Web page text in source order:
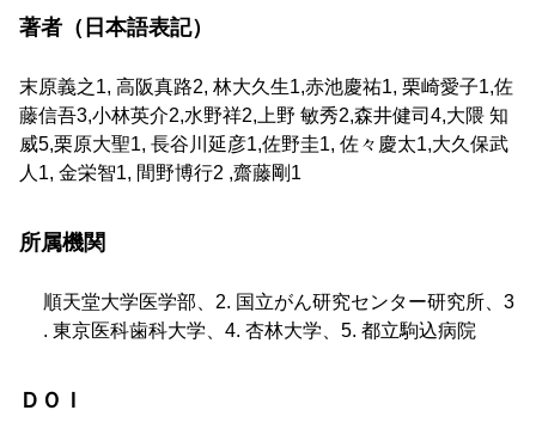
著者（日本語表記）
末原義之1, 高阪真路2, 林大久生1,赤池慶祐1, 栗崎愛子1,佐
藤信吾3,小林英介2,水野祥2,上野 敏秀2,森井健司4,大隈 知
威5,栗原大聖1, 長谷川延彦1,佐野圭1, 佐々慶太1,大久保武
人1, 金栄智1, 間野博行2 ,齋藤剛1
所属機関
順天堂大学医学部、2. 国立がん研究センター研究所、3
. 東京医科歯科大学、4. 杏林大学、5. 都立駒込病院
ＤＯＩ